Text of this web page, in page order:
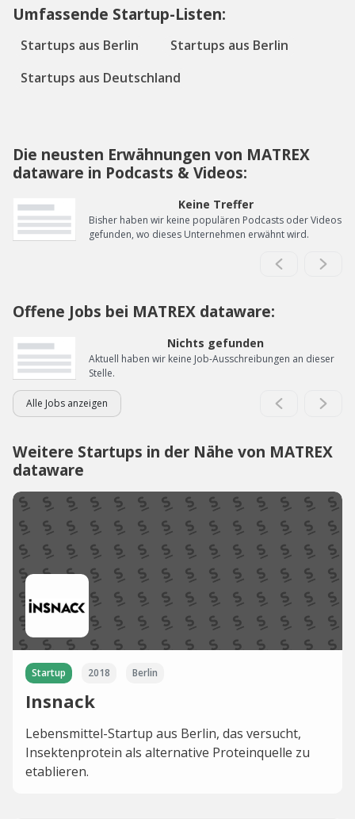
Umfassende Startup-Listen:
Startups aus Berlin
Startups aus Berlin
Startups aus Deutschland
Die neusten Erwähnungen von MATREX
dataware in Podcasts & Videos:
Keine Treffer
Bisher haben wir keine populären Podcasts oder Videos
gefunden, wo dieses Unternehmen erwähnt wird.
Offene Jobs bei MATREX dataware:
Nichts gefunden
Aktuell haben wir keine Job-Ausschreibungen an dieser
Stelle.
Alle Jobs anzeigen
Weitere Startups in der Nähe von MATREX
dataware
Startup 2018 Berlin
Insnack
Lebensmittel-Startup aus Berlin, das versucht,
Insektenprotein als alternative Proteinquelle zu
etablieren.